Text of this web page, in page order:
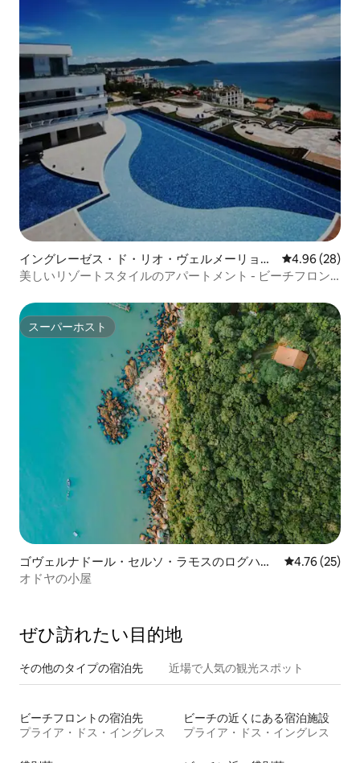
イングレーゼス・ド・リオ・ヴェルメーリョの
マンション・アパート
レビュー28
4.96 (28)
美しいリゾートスタイルのアパートメント - ビーチフロン
スーパーホスト
スーパーホスト
ゴヴェルナドール・セルソ・ラモスのログハウ
ス
レビュー25
4.76 (25)
オドヤの小屋
ぜひ訪⁠れ⁠た⁠い目⁠的⁠地
その他のタ⁠イ⁠プ⁠の宿⁠泊⁠先 近場で人気の観光スポット
ビーチフロントの宿泊先
プライア・ドス・イングレス
ビーチの近くにある宿泊施設
プライア・ドス・イングレス